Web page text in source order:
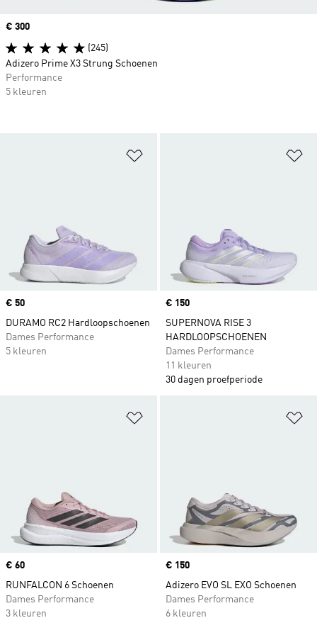
Price
€ 50
DURAMO RC2 Hardloopschoenen
Dames Performance
5 kleuren
Price
€ 150
SUPERNOVA RISE 3
HARDLOOPSCHOENEN
Dames Performance
11 kleuren
30 dagen proefperiode
Price
€ 60
RUNFALCON 6 Schoenen
Dames Performance
3 kleuren
Price
€ 150
Adizero EVO SL EXO Schoenen
Dames Performance
6 kleuren
Price
€ 300
(245)
Adizero Prime X3 Strung Schoenen
Performance
5 kleuren